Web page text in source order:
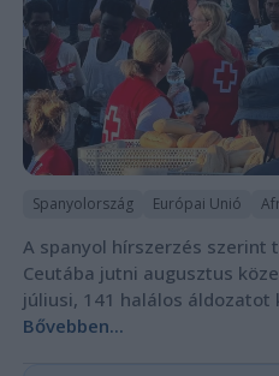
Spanyolország Európai Unió
A spanyol hírszerzés szerint
Ceutába jutni augusztus
júliusi, 141 halálos áldozatot
Bővebben...